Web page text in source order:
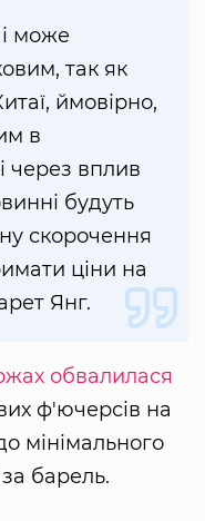
може
так як
ймовірно,
в
через вплив
будуть
скорочення
ціни на
Янг.
обвалилася
ф'ючерсів на
мінімального
барель.